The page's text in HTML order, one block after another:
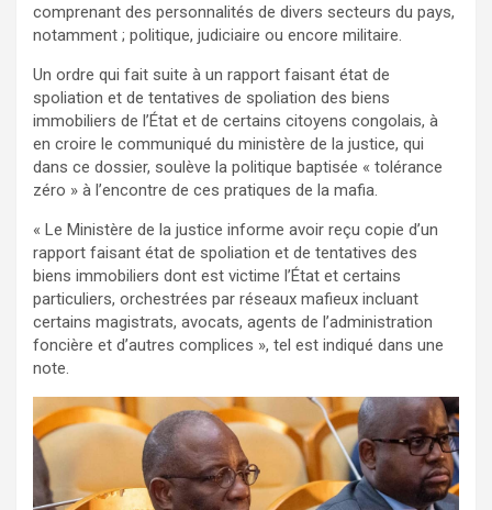
comprenant des personnalités de divers secteurs du pays,
notamment ; politique, judiciaire ou encore militaire.
Un ordre qui fait suite à un rapport faisant état de
spoliation et de tentatives de spoliation des biens
immobiliers de l’État et de certains citoyens congolais, à
en croire le communiqué du ministère de la justice, qui
dans ce dossier, soulève la politique baptisée « tolérance
zéro » à l’encontre de ces pratiques de la mafia.
« Le Ministère de la justice informe avoir reçu copie d’un
rapport faisant état de spoliation et de tentatives des
biens immobiliers dont est victime l’État et certains
particuliers, orchestrées par réseaux mafieux incluant
certains magistrats, avocats, agents de l’administration
foncière et d’autres complices », tel est indiqué dans une
note.